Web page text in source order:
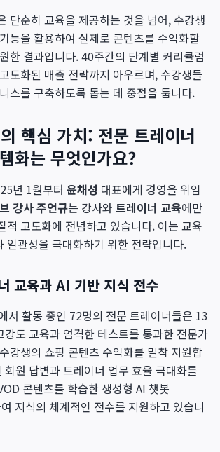
단순히 교육을 제공하는 것을 넘어, 수강생
기능을 활용하여 실제로 콘텐츠를 수익화할
한 결과입니다. 40주간의 단계별 커리큘럼
도화된 매출 전략까지 아우르며, 수강생들
스를 구축하도록 돕는 데 중점을 둡니다.
핵심 가치: 전문 트레이너
화는 무엇인가요?
년 1월부터 윤채성 대표에게 경영을 위임
강사 주언규는 강사와 트레이너 교육에만
적 고도화에 전념하고 있습니다. 이는 교육
일관성을 극대화하기 위한 전략입니다.
교육과 AI 기반 지식 전수
서 활동 중인 72명의 전문 트레이너들은 13
도 교육과 엄격한 테스트를 통과한 전문가
강생의 쇼핑 콘텐츠 수익화를 밀착 지원합
회원 답변과 트레이너 업무 효율 극대화를
콘텐츠를 학습한 생성형 AI 챗봇
지식의 체계적인 전수를 지원하고 있습니